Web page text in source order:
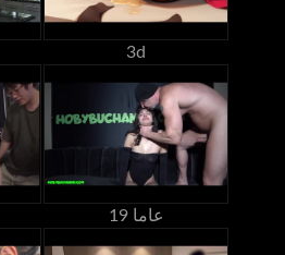
3d
19 عاما